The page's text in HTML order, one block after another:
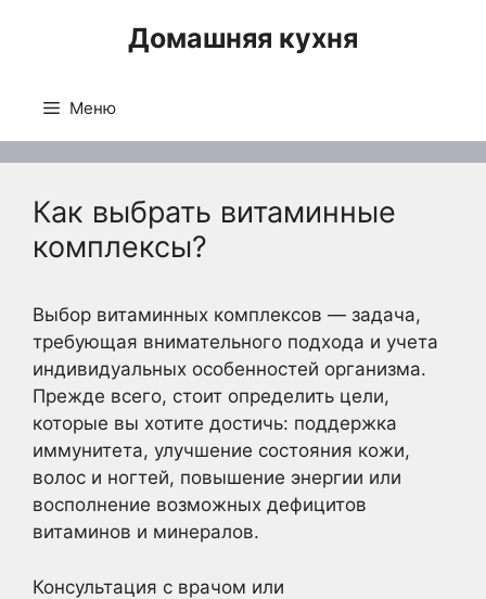
Домашняя кухня
Меню
Как выбрать витаминные
комплексы?
Выбор витаминных комплексов — задача,
требующая внимательного подхода и учета
индивидуальных особенностей организма.
Прежде всего, стоит определить цели,
которые вы хотите достичь: поддержка
иммунитета, улучшение состояния кожи,
волос и ногтей, повышение энергии или
восполнение возможных дефицитов
витаминов и минералов.
Консультация с врачом или